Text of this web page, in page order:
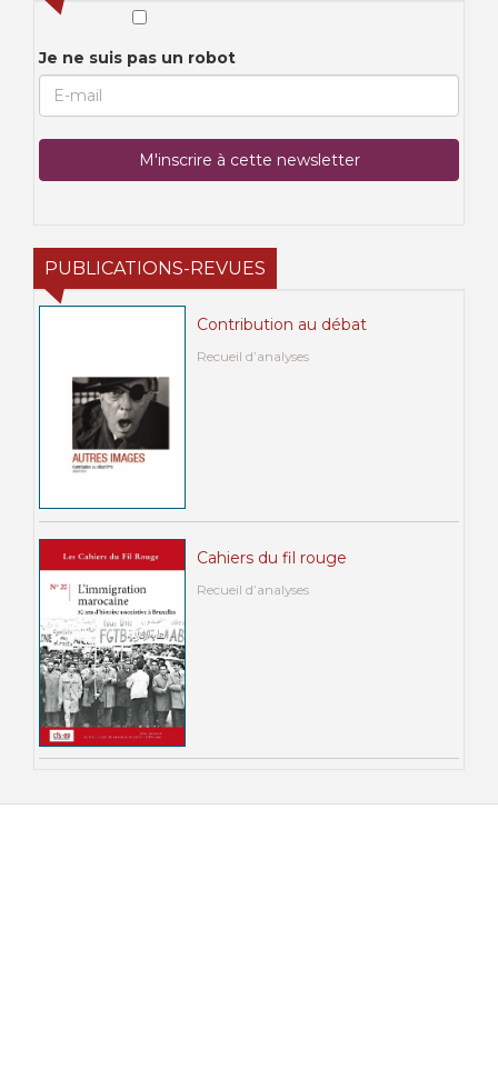
Je ne suis pas un robot
PUBLICATIONS-REVUES
Contribution au débat
Recueil d’analyses
Cahiers du fil rouge
Recueil d’analyses